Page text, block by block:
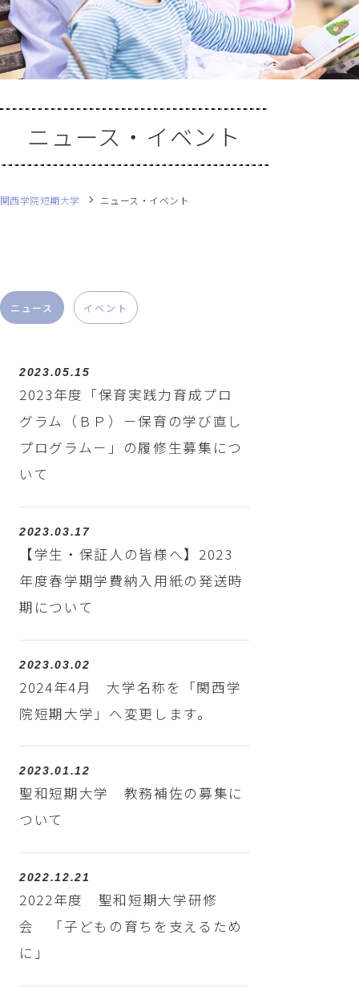
ニュース・イベント
関西学院短期大学 ニュース・イベント
ニュース イベント
2023.05.15
2023年度「保育実践力育成プロ
グラム（ＢＰ）－保育の学び直し
プログラム－」の履修生募集につ
いて
2023.03.17
【学生・保証人の皆様へ】2023
年度春学期学費納入用紙の発送時
期について
2023.03.02
2024年4月 大学名称を「関西学
院短期大学」へ変更します。
2023.01.12
聖和短期大学 教務補佐の募集に
ついて
2022.12.21
2022年度 聖和短期大学研修
会 「子どもの育ちを支えるため
に」